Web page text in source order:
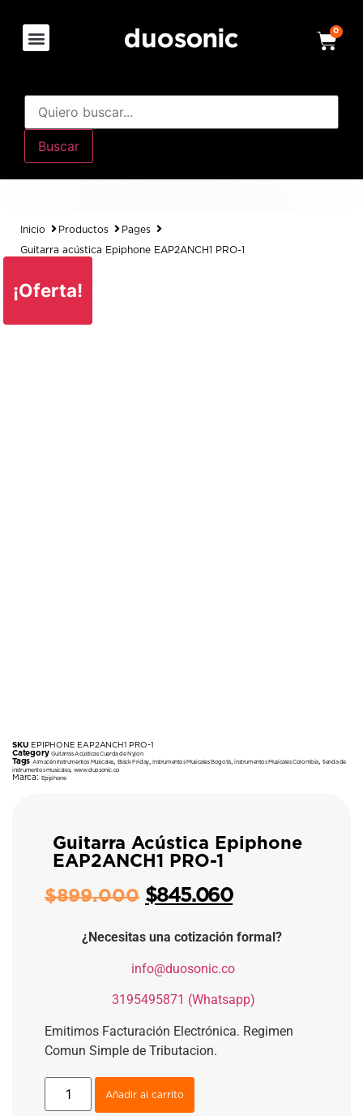
0
Buscar
Inicio Productos Pages
Guitarra acústica Epiphone EAP2ANCH1 PRO-1
¡Oferta!
SKU EPIPHONE EAP2ANCH1 PRO-1
Category Guitarras Acústicas Cuerda de Nylon
Tags Almacén Instrumentos Musicales, Black Friday, Instrumentos Musicales Bogotá,instrumentos Musicales Colombia, tienda de
instrumentos musicales, www.duosonic.co
Marca: Epiphone
Guitarra Acústica Epiphone
EAP2ANCH1 PRO-1
$899.000 $845.060
¿Necesitas una cotización formal?
info@duosonic.co
3195495871 (Whatsapp)
Emitimos Facturación Electrónica. Regimen
Comun Simple de Tributacion.
Añadir al carrito